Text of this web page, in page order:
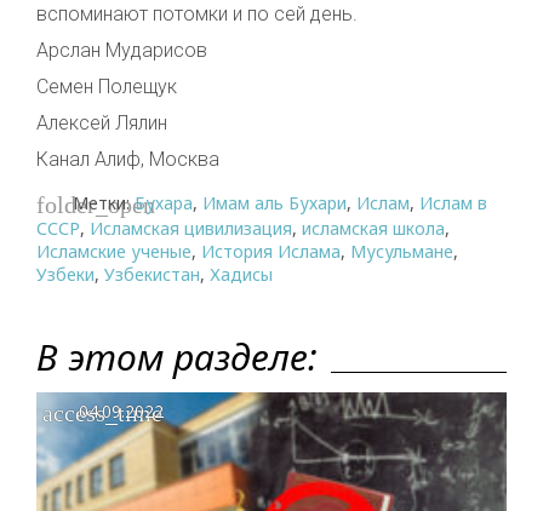
вспоминают потомки и по сей день.
Арслан Мударисов
Семен Полещук
Алексей Лялин
Канал Алиф, Москва
folder_open
Метки:Бухара, Имам аль Бухари, Ислам, Ислам в
СССР, Исламская цивилизация, исламская школа,
Исламские ученые, История Ислама, Мусульмане,
Узбеки, Узбекистан, Хадисы
В этом разделе:
access_time
04.09.2022